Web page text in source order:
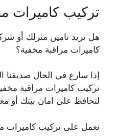
تركيب كاميرات
هل تريد تامين منزلك أو
كاميرات مراقبة مخفية؟
إذا سارع في الحال
تركيب كاميرات مراقبة
لتحافظ على امان بيتك أو
نعمل على تركيب كاميرات